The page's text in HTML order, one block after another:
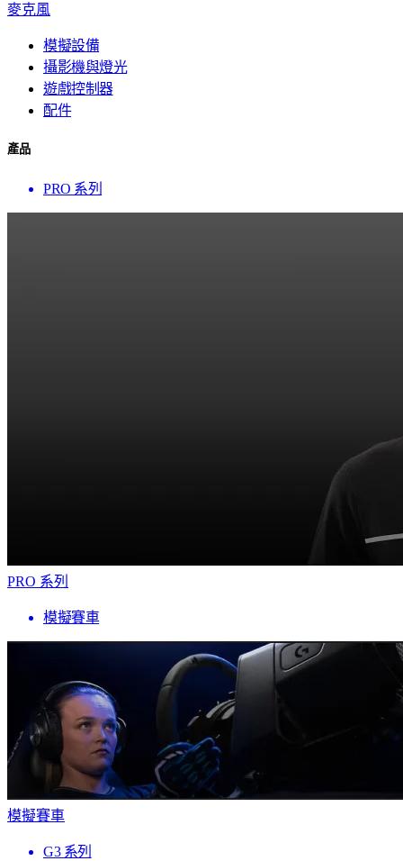
麥克風
模擬設備
攝影機與燈光
遊戲控制器
配件
產品
PRO 系列
PRO 系列
模擬賽車
模擬賽車
G3 系列